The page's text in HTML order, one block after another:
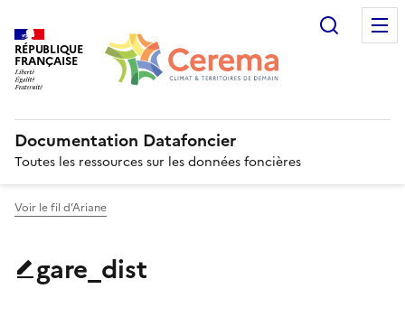
RÉPUBLIQUE
FRANÇAISE
Documentation Datafoncier
Toutes les ressources sur les données foncières
Voir le fil d’Ariane
gare_dist